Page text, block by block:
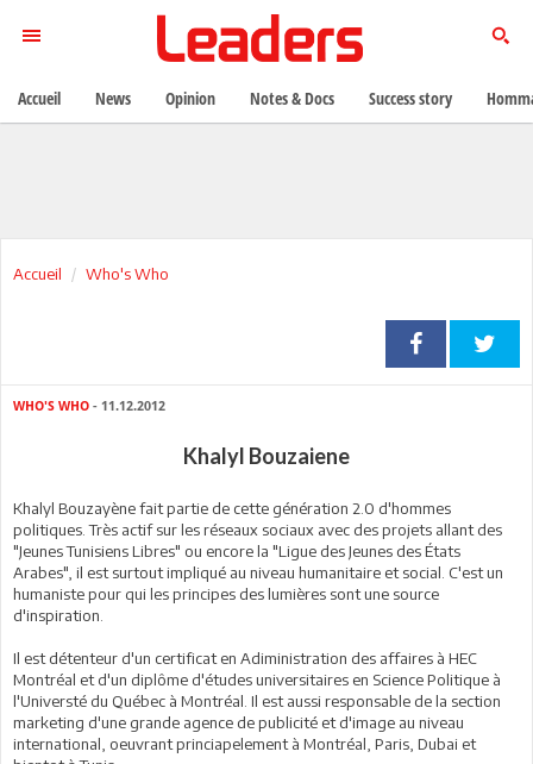
Accueil Who's Who
WHO'S WHO - 11.12.2012
Khalyl Bouzaiene
Khalyl Bouzayène fait partie de cette génération 2.0 d'hommes
politiques. Très actif sur les réseaux sociaux avec des projets allant des
"Jeunes Tunisiens Libres" ou encore la "Ligue des Jeunes des États
Arabes", il est surtout impliqué au niveau humanitaire et social. C'est un
humaniste pour qui les principes des lumières sont une source
d'inspiration.
Il est détenteur d'un certificat en Adiministration des affaires à HEC
Montréal et d'un diplôme d'études universitaires en Science Politique à
l'Universté du Québec à Montréal. Il est aussi responsable de la section
marketing d'une grande agence de publicité et d'image au niveau
international, oeuvrant princiapelement à Montréal, Paris, Dubai et
Accueil News Opinion Notes & Docs Success story